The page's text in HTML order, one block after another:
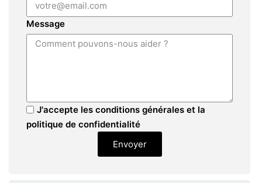
Message
J'accepte les conditions générales et la
politique de confidentialité
Envoyer